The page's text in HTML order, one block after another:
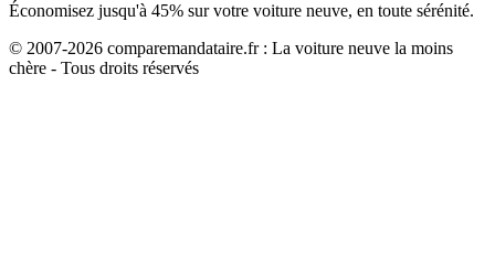
Économisez jusqu'à 45% sur votre voiture neuve, en toute sérénité.
© 2007-2026 comparemandataire.fr : La voiture neuve la moins
chère - Tous droits réservés